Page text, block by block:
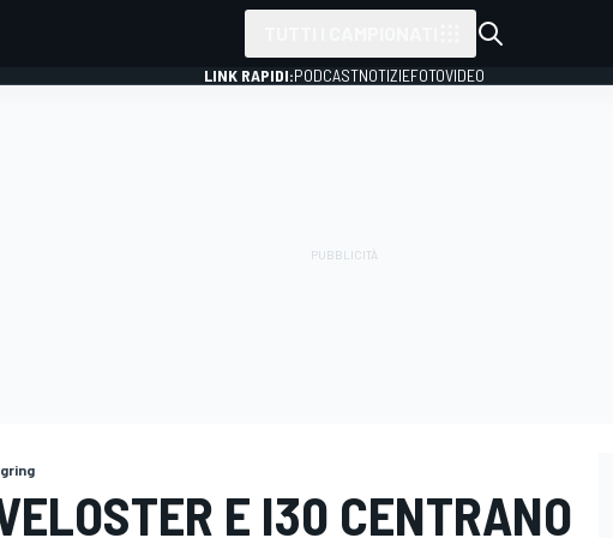
LINK RAPIDI:PODCASTNOTIZIEFOTOVIDEO
E I30 CENTRANO